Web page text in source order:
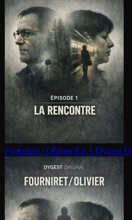
Fourniret / Olivier Ep.1 Dygest